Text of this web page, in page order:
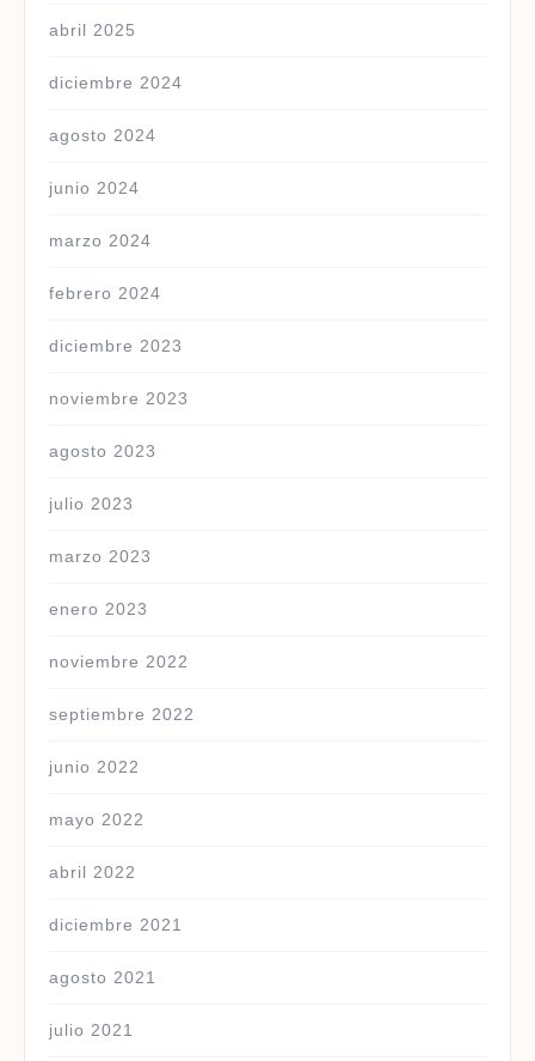
abril 2025
diciembre 2024
agosto 2024
junio 2024
marzo 2024
febrero 2024
diciembre 2023
noviembre 2023
agosto 2023
julio 2023
marzo 2023
enero 2023
noviembre 2022
septiembre 2022
junio 2022
mayo 2022
abril 2022
diciembre 2021
agosto 2021
julio 2021